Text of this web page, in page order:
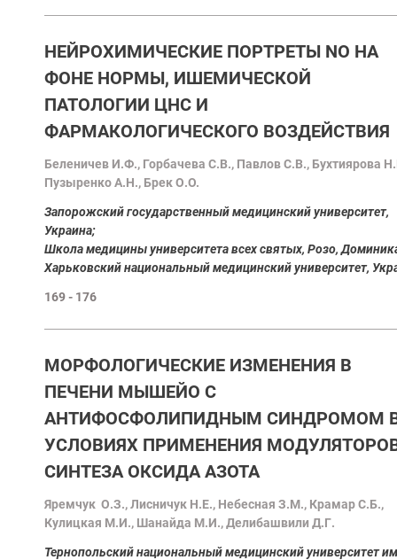
НЕЙРОХИМИЧЕСКИЕ ПОРТРЕТЫ NO НА
ФОНЕ НОРМЫ, ИШЕМИЧЕСКОЙ
ПАТОЛОГИИ ЦНС И
ФАРМАКОЛОГИЧЕСКОГО ВОЗДЕЙСТВИЯ
Беленичев И.Ф., Горбачева С.В., Павлов С.В., Бухтиярова
Пузыренко А.Н., Брек О.O.
Запорожский государственный медицинский университет,
Украина;
Школа медицины университета всех святых, Розо,
Харьковский национальный медицинский университет,
169 - 176
MОРФОЛОГИЧЕСКИЕ ИЗМЕНЕНИЯ В
ПЕЧЕНИ МЫШЕЙO С
АНТИФОСФОЛИПИДНЫМ СИНДРОМОМ
УСЛОВИЯХ ПРИМЕНЕНИЯ
СИНТЕЗА ОКСИДА АЗОТА
Яремчук О.З., Лисничук Н.Е., Небесная З.М., Крамар С.Б.,
Кулицкая М.И., Шанайда М.И., Делибашвили Д.Г.
Тернопольский национальный медицинский университет